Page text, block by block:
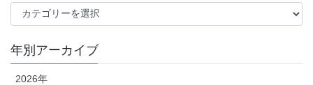
テ
リ
ー
年別アーカイブ
2026年